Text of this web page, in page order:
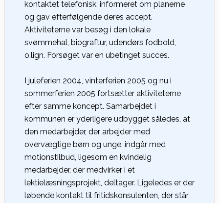
kontaktet telefonisk, informeret om planerne
og gav efterfølgende deres accept.
Aktiviteterne var besøg i den lokale
svømmehal, biograftur, udendørs fodbold,
o.lign. Forsøget var en ubetinget succes.
I juleferien 2004, vinterferien 2005 og nu i
sommerferien 2005 fortsætter aktiviteterne
efter samme koncept. Samarbejdet i
kommunen er yderligere udbygget således, at
den medarbejder, der arbejder med
overvægtige børn og unge, indgår med
motionstilbud, ligesom en kvindelig
medarbejder, der medvirker i et
lektielæsningsprojekt, deltager. Ligeledes er der
løbende kontakt til fritidskonsulenten, der står